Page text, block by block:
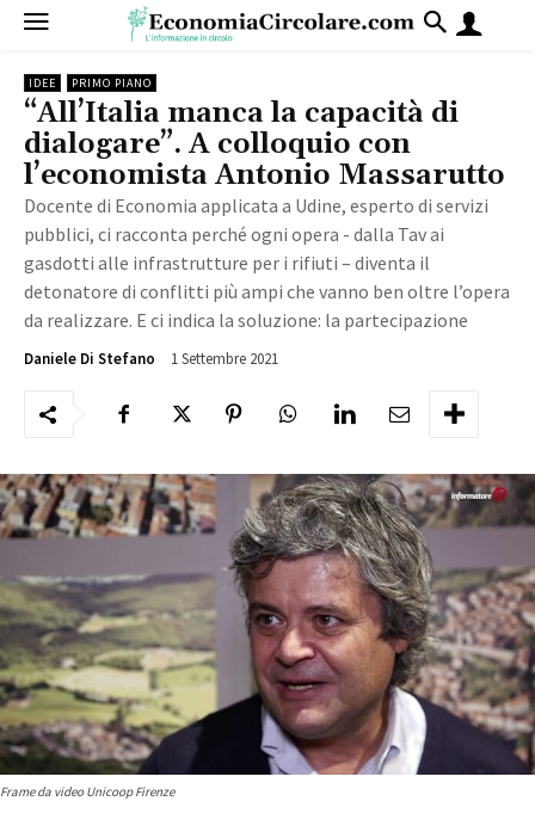
IDEE PRIMO PIANO
“All’Italia manca la capacità di
dialogare”. A colloquio con
l’economista Antonio Massarutto
Docente di Economia applicata a Udine, esperto di servizi
pubblici, ci racconta perché ogni opera - dalla Tav ai
gasdotti alle infrastrutture per i rifiuti – diventa il
detonatore di conflitti più ampi che vanno ben oltre l’opera
da realizzare. E ci indica la soluzione: la partecipazione
Daniele Di Stefano 1 Settembre 2021
Frame da video Unicoop Firenze